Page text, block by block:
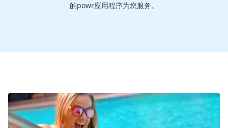
的powr应用程序为您服务。